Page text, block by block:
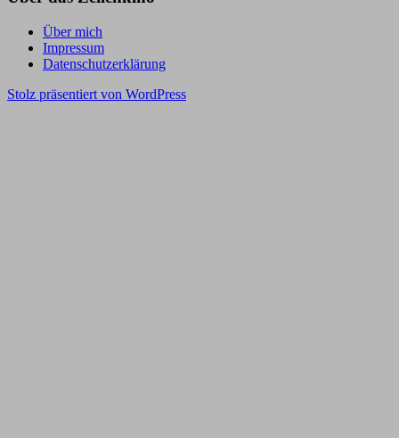
Über mich
Impressum
Datenschutzerklärung
Stolz präsentiert von WordPress